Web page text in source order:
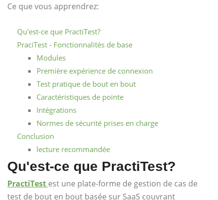
Ce que vous apprendrez:
Qu'est-ce que PractiTest?
PraciTest - Fonctionnalités de base
Modules
Première expérience de connexion
Test pratique de bout en bout
Caractéristiques de pointe
Intégrations
Normes de sécurité prises en charge
Conclusion
lecture recommandée
Qu'est-ce que PractiTest?
PractiTest est une plate-forme de gestion de cas de
test de bout en bout basée sur SaaS couvrant